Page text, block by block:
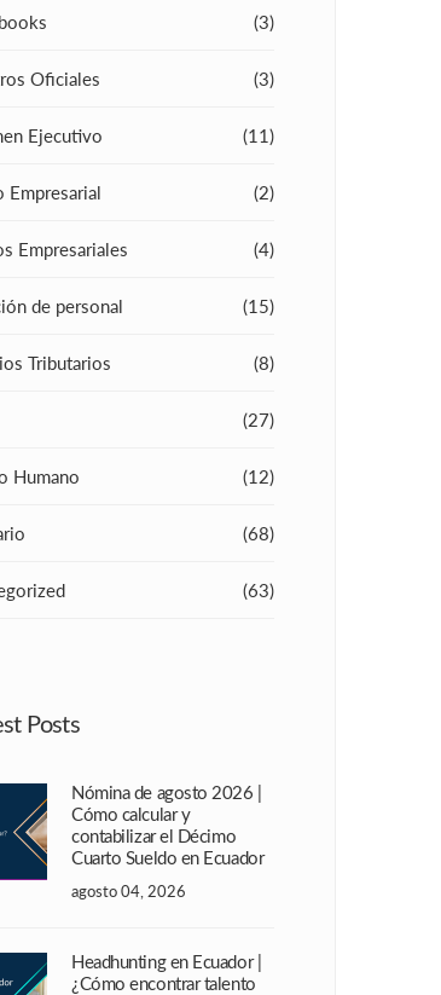
(3)
Oficiales (3)
Ejecutivo (11)
Empresarial (2)
Empresariales (4)
de personal (15)
Tributarios (8)
(27)
Humano (12)
(68)
(63)
Posts
Nómina de agosto 2026 |
Cómo calcular y
contabilizar el Décimo
Cuarto Sueldo en Ecuador
agosto 04, 2026
Headhunting en Ecuador |
¿Cómo encontrar talento